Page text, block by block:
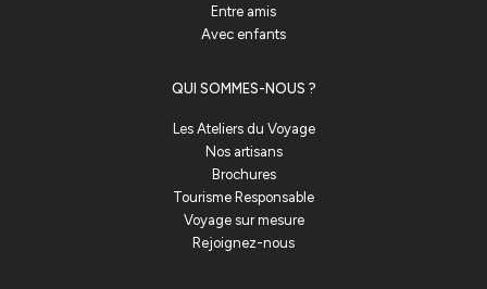
Entre amis
Avec enfants
QUI SOMMES-NOUS ?
Les Ateliers du Voyage
Nos artisans
Brochures
Tourisme Responsable
Voyage sur mesure
Rejoignez-nous